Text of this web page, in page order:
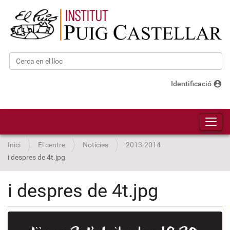
Cerca
Identificació account_circle
Inici El centre Notícies
2013-2014
i despres de 4t.jpg
i despres de 4t.jpg